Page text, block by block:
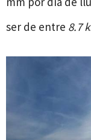
ser de entre 8.7